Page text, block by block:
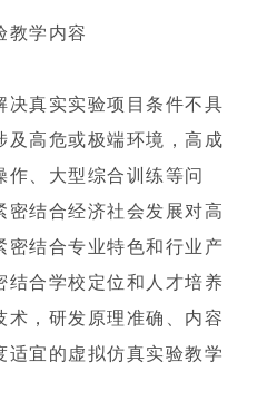
教学内容
决真实实验项目条件不具
及高危或极端环境，高成
作、大型综合训练等问
密结合经济社会发展对高
密结合专业特色和行业产
结合学校定位和人才培养
术，研发原理准确、内容
适宜的虚拟仿真实验教学